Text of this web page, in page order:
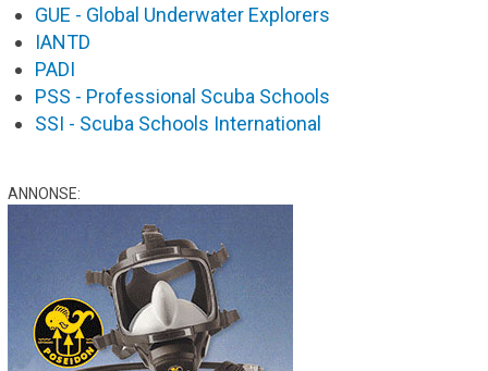
GUE - Global Underwater Explorers
IANTD
PADI
PSS - Professional Scuba Schools
SSI - Scuba Schools International
ANNONSE: